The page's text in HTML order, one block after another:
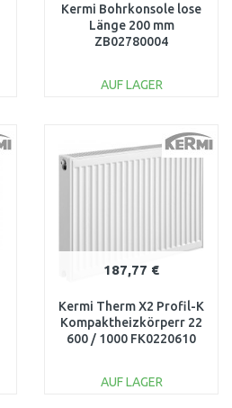
Kermi Bohrkonsole lose
Länge 200 mm
ZB02780004
AUF LAGER
Vergleichen
187,77 €
Kermi Therm X2 Profil-K
Kompaktheizkörperr 22
600 / 1000 FK0220610
AUF LAGER